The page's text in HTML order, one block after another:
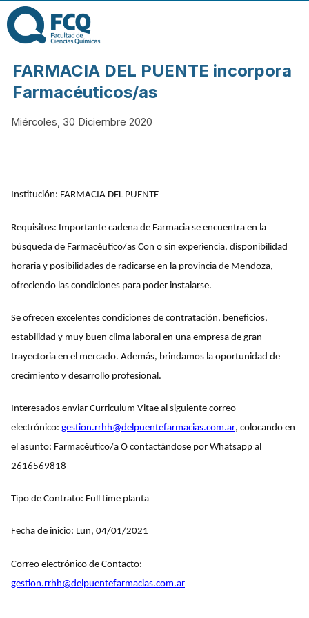
FACULTAD DE
CIENCIAS
QUÍMICAS DE
NACIONAL DE
CÓRDOBA
FARMACIA DEL PUENTE incorpora
Farmacéuticos/as
Miércoles, 30 Diciembre 2020
Institución: FARMACIA DEL PUENTE
Requisitos: Importante cadena de Farmacia se encuentra en la
búsqueda de Farmacéutico/as Con o sin experiencia, disponibilidad
horaria y posibilidades de radicarse en la provincia de Mendoza,
ofreciendo las condiciones para poder instalarse.
Se ofrecen excelentes condiciones de contratación, beneficios,
estabilidad y muy buen clima laboral en una empresa de gran
trayectoria en el mercado. Además, brindamos la oportunidad de
crecimiento y desarrollo profesional.
Interesados enviar Curriculum Vitae al siguiente correo
electrónico: gestion.rrhh@delpuentefarmacias.com.ar, colocando en
el asunto: Farmacéutico/a O contactándose por Whatsapp al
2616569818
Tipo de Contrato: Full time planta
Fecha de inicio: Lun, 04/01/2021
Correo electrónico de Contacto:
gestion.rrhh@delpuentefarmacias.com.ar